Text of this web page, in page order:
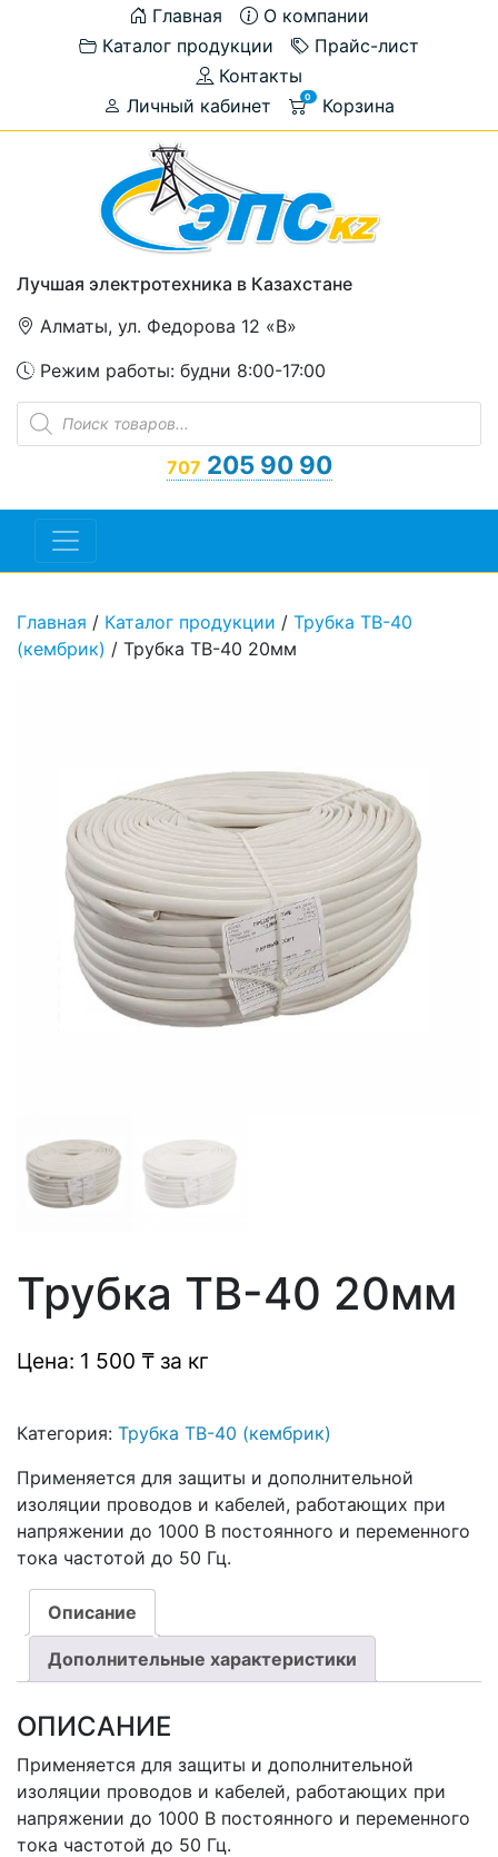
Главная
О компании
Каталог продукции
Прайс-лист
Контакты
Личный кабинет
0 Корзина
Лучшая электротехника в Казахстане
Алматы, ул. Федорова 12 «В»
Режим работы: будни 8:00-17:00
Поиск
товаров
707 205 90 90
Главная / Каталог продукции / Трубка ТВ-40
(кембрик) / Трубка ТВ-40 20мм
Трубка ТВ-40 20мм
Цена: 1 500 ₸ за кг
Категория: Трубка ТВ-40 (кембрик)
Применяется для защиты и дополнительной
изоляции проводов и кабелей, работающих при
напряжении до 1000 В постоянного и переменного
тока частотой до 50 Гц.
Описание
Дополнительные характеристики
ОПИСАНИЕ
Применяется для защиты и дополнительной
изоляции проводов и кабелей, работающих при
напряжении до 1000 В постоянного и переменного
тока частотой до 50 Гц.